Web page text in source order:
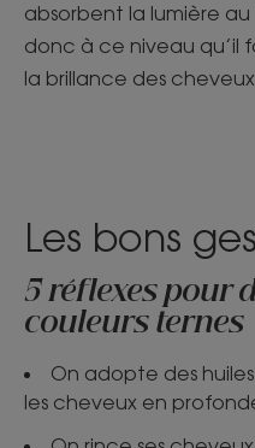
absorbent la lumière au
donc à ce niveau qu’il
la brillance des
Les bons
5 réflexes pour
couleurs ternes
On adopte des
les cheveux en